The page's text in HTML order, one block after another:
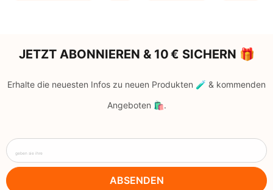
JETZT ABONNIEREN & 10 € SICHERN 🎁
Erhalte die neuesten Infos zu neuen Produkten 🧪 & kommenden
Angeboten 🛍️.
geben sie ihre
ABSENDEN